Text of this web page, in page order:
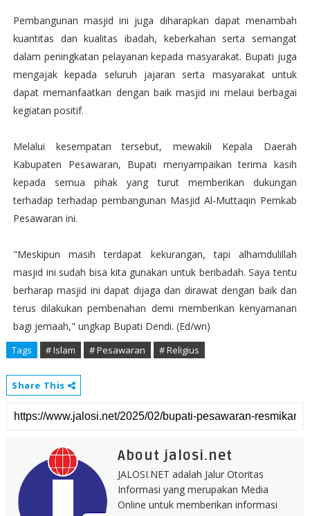
Pembangunan masjid ini juga diharapkan dapat menambah
kuantitas dan kualitas ibadah, keberkahan serta semangat
dalam peningkatan pelayanan kepada masyarakat. Bupati juga
mengajak kepada seluruh jajaran serta masyarakat untuk
dapat memanfaatkan dengan baik masjid ini melaui berbagai
kegiatan positif.
Melalui kesempatan tersebut, mewakili Kepala Daerah
Kabupaten Pesawaran, Bupati menyampaikan terima kasih
kepada semua pihak yang turut memberikan dukungan
terhadap terhadap pembangunan Masjid Al-Muttaqin Pemkab
Pesawaran ini.
"Meskipun masih terdapat kekurangan, tapi alhamdulillah
masjid ini sudah bisa kita gunakan untuk beribadah. Saya tentu
berharap masjid ini dapat dijaga dan dirawat dengan baik dan
terus dilakukan pembenahan demi memberikan kenyamanan
bagi jemaah," ungkap Bupati Dendi. (Ed/wn)
Tags # Islam # Pesawaran # Religius
Share This
About jalosi.net
JALOSI.NET adalah Jalur Otoritas
Informasi yang merupakan Media
Online untuk memberikan informasi